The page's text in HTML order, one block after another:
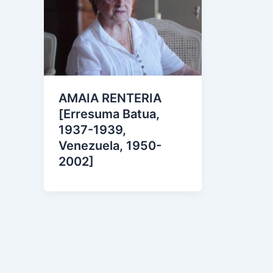
AMAIA RENTERIA
[Erresuma Batua,
1937-1939,
Venezuela, 1950-
2002]